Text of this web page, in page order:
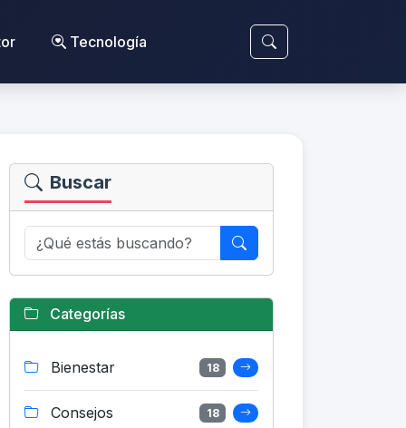
Tecnología
Buscar
Categorías
Bienestar 18
Consejos 18